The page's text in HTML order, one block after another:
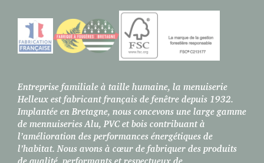
Entreprise familiale à taille humaine, la menuiserie
Helleux est fabricant français de fenêtre depuis 1932.
Implantée en Bretagne, nous concevons une large gamme
de mennuiseries Alu, PVC et bois contribuant à
l’amélioration des performances énergétiques de
l’habitat. Nous avons à cœur de fabriquer des produits
de qualité, performants et respectueux de